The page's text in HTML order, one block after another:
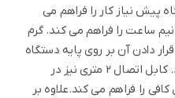
پیش نیاز کار را فراهم می
ساعت را فراهم می کند. گرم
دادن آن بر روی پایه دستگاه
یا اتصال سیم برق انجام می شود. کابل اتصال 2 متری نیز در
را فراهم می کند.علاوه بر